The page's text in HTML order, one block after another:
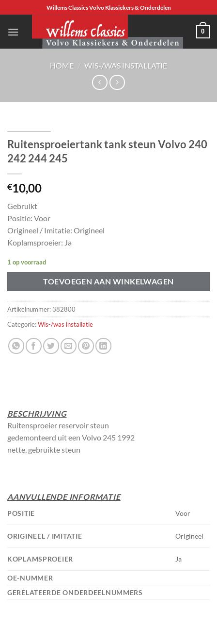
naar
inhoud
Willems Classics Volvo Klassiekers & Onderdelen
0
HOME / WIS-/WAS INSTALLATIE
Ruitensproeiertank tank steun Volvo 240
242 244 245
€10,00
Gebruikt
Positie: Voor
Origineel / Imitatie: Origineel
Koplamsproeier: Ja
1 op voorraad
TOEVOEGEN AAN WINKELWAGEN
Artikelnummer: 382800
Categorie:Wis-/was installatie
BESCHRIJVING
Ruitensproeier reservoir steun
gedemonteerd uit een Volvo 245 1992
nette, gebruikte steun
AANVULLENDE INFORMATIE
POSITIE Voor
ORIGINEEL / IMITATIE Origineel
KOPLAMSPROEIER Ja
OE-NUMMER
GERELATEERDE ONDERDEELNUMMERS